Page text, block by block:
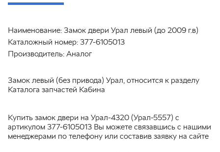
Наименование: Замок двери Урал левый (до 2009 г.в)
Каталожный номер: 377-6105013
Производитель: Аналог
Замок левый (без привода) Урал, относится к разделу
Каталога запчастей Кабина
Купить замок двери на Урал-4320 (Урал-5557) с
артикулом 377-6105013 Вы можете связавшись с нашими
менеджерами по телефону или составив заявку на сайте